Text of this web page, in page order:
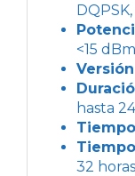
<15 dBm
hasta
32 horas